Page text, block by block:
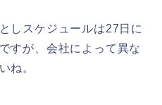
しスケジュールは27日に
すが、会社によって異な
ね。